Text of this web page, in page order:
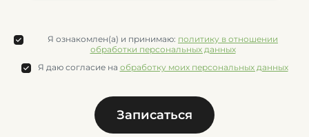
Я ознакомлен(а) и принимаю: политику в отношении
обработки персональных данных
Я даю согласие на обработку моих персональных данных
Записаться